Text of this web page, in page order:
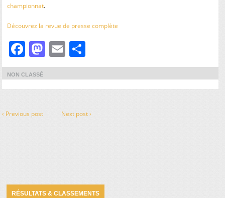
championnat.
Découvrez la revue de presse complète
FacebookMastodonEmail
NON CLASSÉ
‹ Previous post Next post ›
RÉSULTATS & CLASSEMENTS